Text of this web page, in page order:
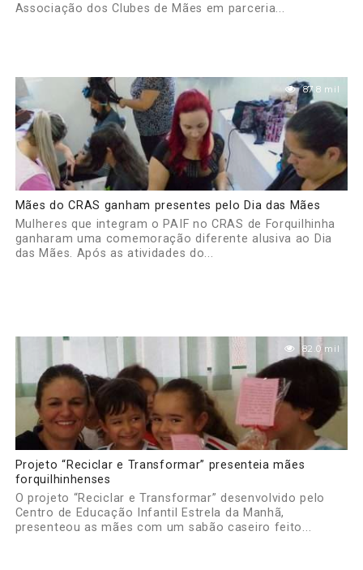
Associação dos Clubes de Mães em parceria...
87.8 mil
Mães do CRAS ganham presentes pelo Dia das Mães
Mulheres que integram o PAIF no CRAS de Forquilhinha
ganharam uma comemoração diferente alusiva ao Dia
das Mães. Após as atividades do...
82.0 mil
Projeto “Reciclar e Transformar” presenteia mães
forquilhinhenses
O projeto “Reciclar e Transformar” desenvolvido pelo
Centro de Educação Infantil Estrela da Manhã,
presenteou as mães com um sabão caseiro feito...